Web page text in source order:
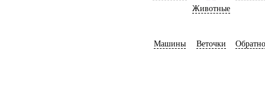
Животные
Машины Веточки